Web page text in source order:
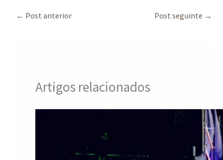
sA
e
← Post anterior Post seguinte →
Artigos relacionados